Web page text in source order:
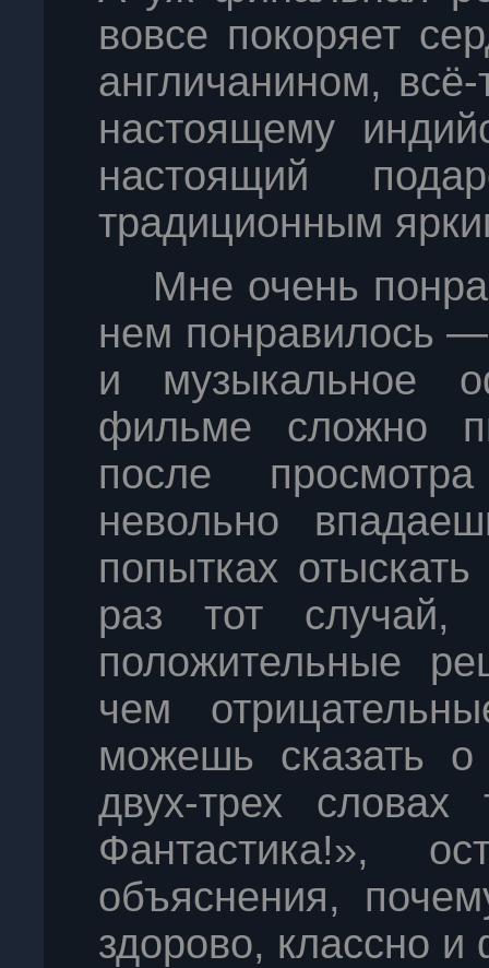
вовсе покоряет
англичанином,
настоящему
настоящий
традиционным
Мне очень
нем понравилось
и музыкальное
фильме сложно
после
невольно
попытках
раз тот случай,
положительные
чем
можешь сказать
двух-трех
Фантастика!»,
объяснения,
здорово, классно и